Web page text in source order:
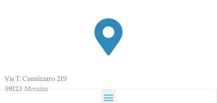
Via T. Cannizzaro 219
98123 Messina